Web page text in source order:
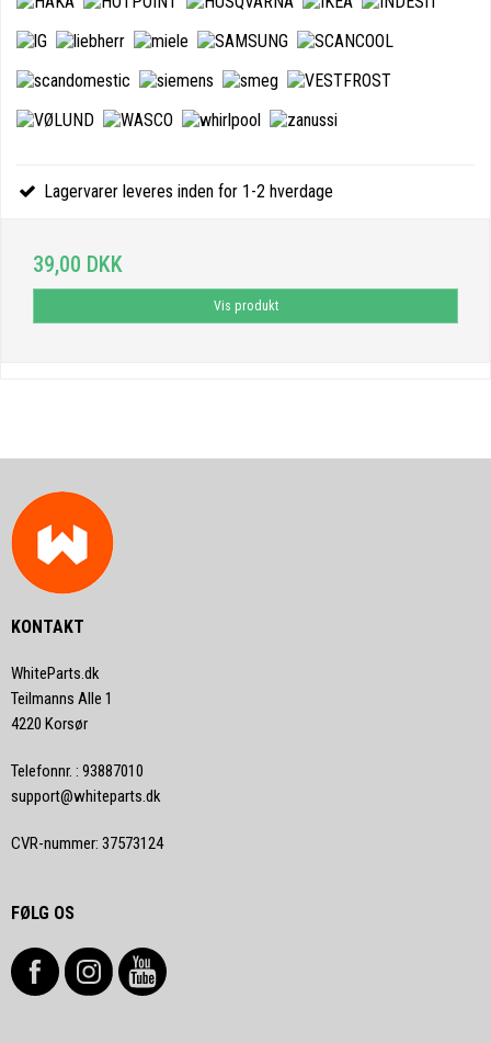
Lagervarer leveres inden for 1-2 hverdage
39,00 DKK
Vis produkt
KONTAKT
WhiteParts.dk
Teilmanns Alle 1
4220 Korsør
Telefonnr. : 93887010
support@whiteparts.dk
CVR-nummer: 37573124
FØLG OS